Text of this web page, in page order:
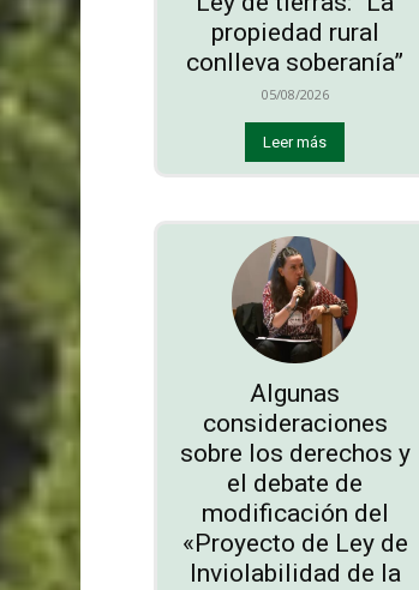
propiedad rural
conlleva soberanía”
05/08/2026
Leer más
Algunas
consideraciones
sobre los derechos y
el debate de
modificación del
«Proyecto de Ley de
Inviolabilidad de la